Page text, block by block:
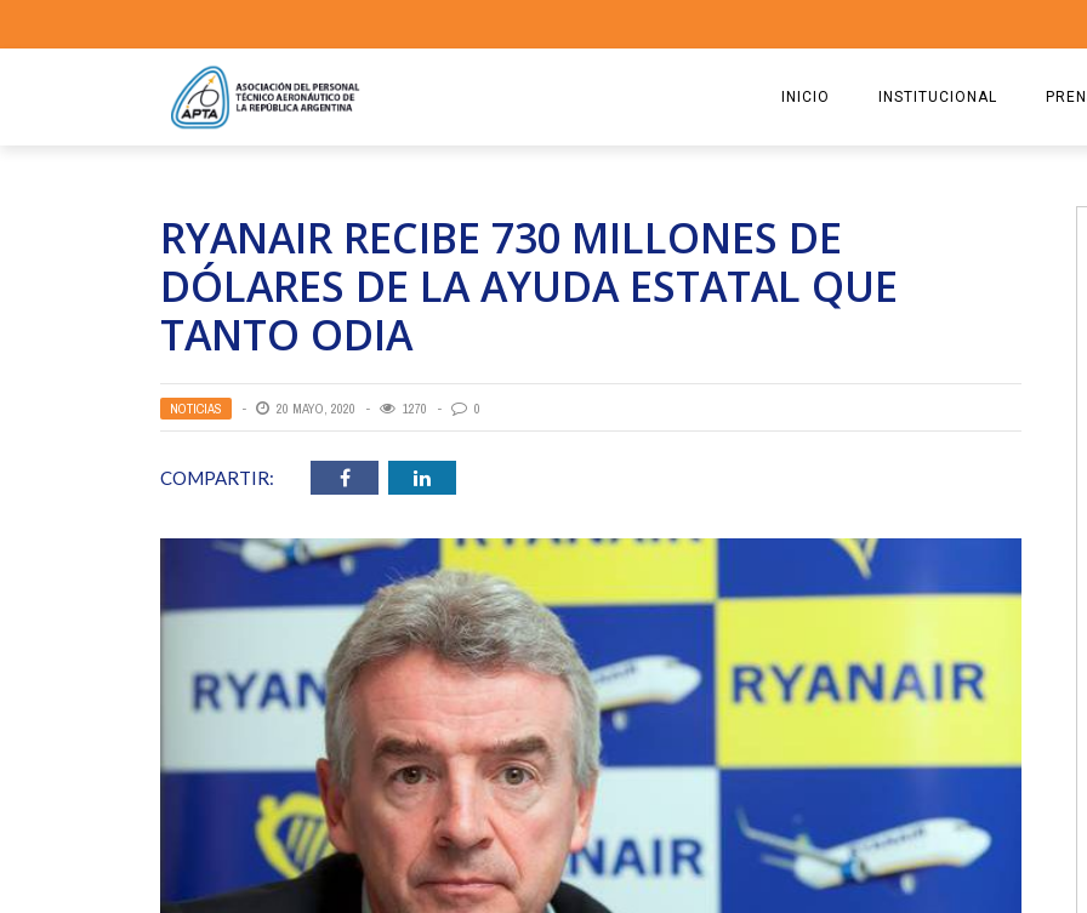
INICIO INSTITUCIONAL
COMISIÓN DIRECTIVA 2023-
RYANAIR RECIBE 730 MILLONES DE
DÓLARES DE LA AYUDA ESTATAL QUE
TANTO ODIA
NOTICIAS 20 MAYO, 2020 1270 0
COMPARTIR: